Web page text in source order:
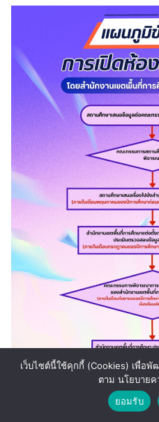
เว็บไซต์นี้ใช้คุกกี้ (Cookies) เพื่อ
ตาม นโยบายค
ยอมรับ